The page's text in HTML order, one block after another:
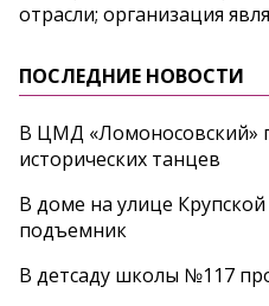
отрасли; организация
ПОСЛЕДНИЕ НОВОСТИ
В ЦМД «Ломоносовский»
исторических танцев
В доме на улице
подъемник
В детсаду школы №117